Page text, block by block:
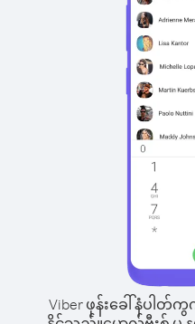
Viber ဖုန်းခေါ်နံပါတ်